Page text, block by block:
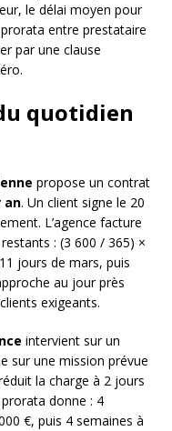
le délai moyen pour
entre prestataire
par une clause
quotidien
propose un contrat
an. Un client signe le 20
L’agence facture
: (3 600 / 365) ×
jours de mars, puis
au jour près
exigeants.
intervient sur un
sur une mission prévue
la charge à 2 jours
donne : 4
€, puis 4 semaines à